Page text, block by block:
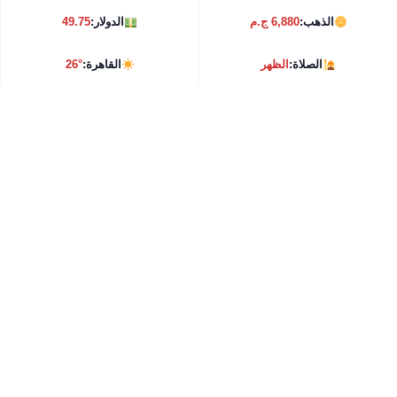
الذهب:6,880 ج.م الدولار:49.75
الصلاة:الظهر القاهرة:26°